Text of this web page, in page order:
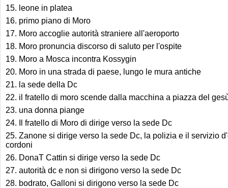
15. leone in platea
16. primo piano di Moro
17. Moro accoglie autorità straniere all'aeroporto
18. Moro pronuncia discorso di saluto per l'ospite
19. Moro a Mosca incontra Kossygin
20. Moro in una strada di paese, lungo le mura antiche
21. la sede della Dc
22. il fratello di moro scende dalla macchina a piazza del
23. una donna piange
24. Il fratello di Moro di dirige verso la sede Dc
25. Zanone si dirige verso la sede Dc, la polizia e il servizio
cordoni
26. DonaT Cattin si dirige verso la sede Dc
27. autorità dc e non si dirigono verso la sede Dc
28. bodrato, Galloni si dirigono verso la sede Dc